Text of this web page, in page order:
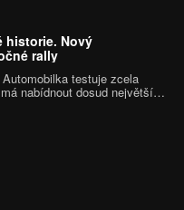
historie. Nový
rally
testuje zcela
nabídnout dosud největší
premiéře jej čeká ostrý
Rally.